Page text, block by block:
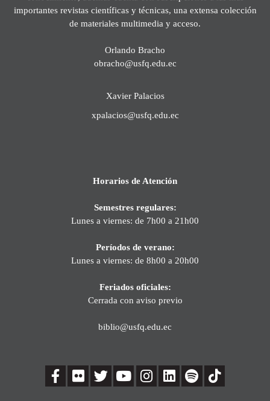
importantes revistas científicas y técnicas, una extensa colección
de materiales multimedia y acceso.
Orlando Bracho
obracho@usfq.edu.ec
Xavier Palacios
xpalacios@usfq.edu.ec
Horarios de Atención
Semestres regulares:
Lunes a viernes: de 7h00 a 21h00
Períodos de verano:
Lunes a viernes: de 8h00 a 20h00
Feriados oficiales:
Cerrada con aviso previo
biblio@usfq.edu.ec